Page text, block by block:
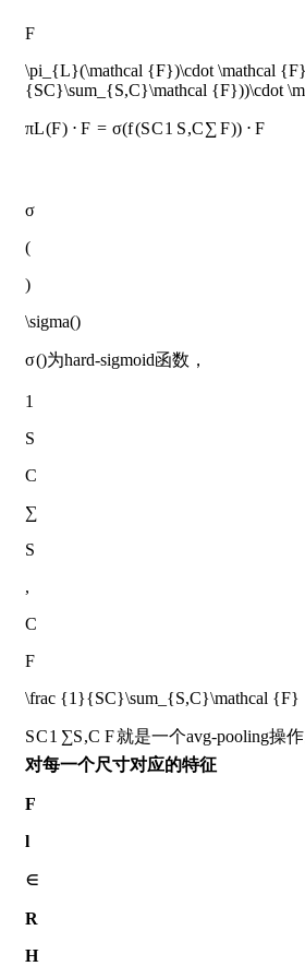
F
\pi_{L}(\mathcal {F})\cdot \mathcal
{SC}\sum_{S,C}\mathcal {F}))\cdot
πL(F) ⋅ F = σ(f(SC1 S,C∑ F)) ⋅ F
σ
(
)
\sigma()
σ()为hard-sigmoid函数，
1
S
C
∑
S
,
C
F
\frac {1}{SC}\sum_{S,C}\mathcal {F}
SC1 ∑S,C F就是一个avg-pooling操作
对每一个尺寸对应的特征
F
l
∈
R
H